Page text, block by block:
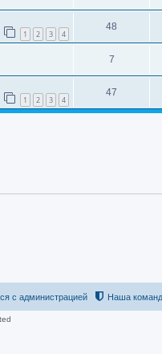
1 2 3 4
48
7
1 2 3 4
47
Наша
с администрацией